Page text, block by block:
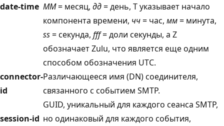
date-time ММ= месяц, дд= день, T указывает начало
компонента времени, чч= час, мм= минута,
ss= секунда, fff= доли секунды, а Z
обозначает Zulu, что является еще одним
способом обозначения UTC.
connector-
id
Различающееся имя (DN) соединителя,
связанного с событием SMTP.
session-id
GUID, уникальный для каждого сеанса SMTP,
но одинаковый для каждого события,